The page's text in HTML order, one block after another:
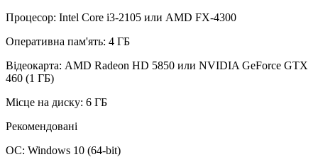
Процесор: Intel Core i3-2105 или AMD FX-4300
Оперативна пам'ять: 4 ГБ
Відеокарта: AMD Radeon HD 5850 или NVIDIA GeForce GTX
460 (1 ГБ)
Місце на диску: 6 ГБ
Рекомендовані
ОС: Windows 10 (64-bit)